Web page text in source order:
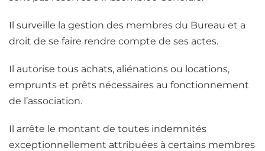
Il surveille la gestion des membres du Bureau et a
droit de se faire rendre compte de ses actes.
Il autorise tous achats, aliénations ou locations,
emprunts et prêts nécessaires au fonctionnement
de l’association.
Il arrête le montant de toutes indemnités
exceptionnellement attribuées à certains membres